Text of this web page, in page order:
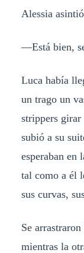
Alessia
—Está bien,
Luca había
un trago un
strippers girar
subió a su
esperaban en
tal como a él
sus curvas,
Se
mientras la